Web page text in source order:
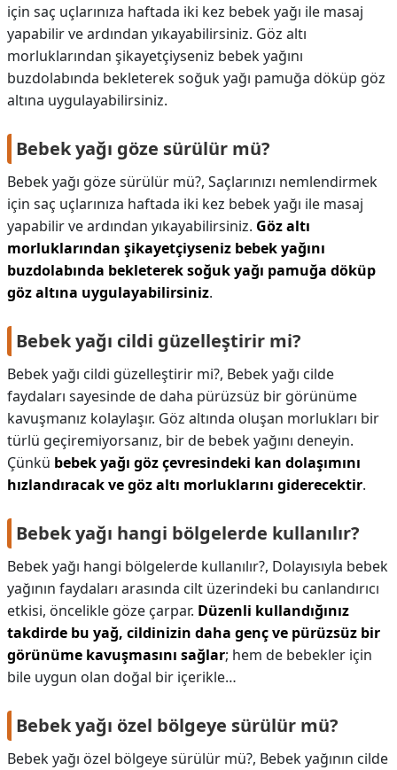
için saç uçlarınıza haftada iki kez bebek yağı ile masaj
yapabilir ve ardından yıkayabilirsiniz. Göz altı
morluklarından şikayetçiyseniz bebek yağını
buzdolabında bekleterek soğuk yağı pamuğa döküp göz
altına uygulayabilirsiniz.
Bebek yağı göze sürülür mü?
Bebek yağı göze sürülür mü?, Saçlarınızı nemlendirmek
için saç uçlarınıza haftada iki kez bebek yağı ile masaj
yapabilir ve ardından yıkayabilirsiniz. Göz altı
morluklarından şikayetçiyseniz bebek yağını
buzdolabında bekleterek soğuk yağı pamuğa döküp
göz altına uygulayabilirsiniz.
Bebek yağı cildi güzelleştirir mi?
Bebek yağı cildi güzelleştirir mi?, Bebek yağı cilde
faydaları sayesinde de daha pürüzsüz bir görünüme
kavuşmanız kolaylaşır. Göz altında oluşan morlukları bir
türlü geçiremiyorsanız, bir de bebek yağını deneyin.
Çünkü bebek yağı göz çevresindeki kan dolaşımını
hızlandıracak ve göz altı morluklarını giderecektir.
Bebek yağı hangi bölgelerde kullanılır?
Bebek yağı hangi bölgelerde kullanılır?, Dolayısıyla bebek
yağının faydaları arasında cilt üzerindeki bu canlandırıcı
etkisi, öncelikle göze çarpar. Düzenli kullandığınız
takdirde bu yağ, cildinizin daha genç ve pürüzsüz bir
görünüme kavuşmasını sağlar; hem de bebekler için
bile uygun olan doğal bir içerikle…
Bebek yağı özel bölgeye sürülür mü?
Bebek yağı özel bölgeye sürülür mü?, Bebek yağının cilde